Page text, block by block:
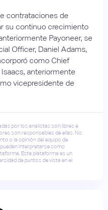
contrataciones de
su continuo crecimiento
Payoneer, se
Officer, Daniel Adams,
como Chief
anteriormente
vicepresidente de
por los analistas son libres e
son responsables de ellas. No
o la opinión del equipo de
interpretarse como
Esta plataforma es un
de puntos de vista en el